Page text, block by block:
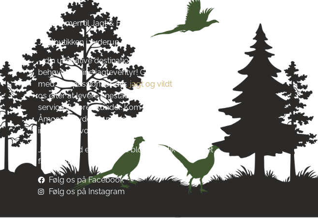
Velkommen til Jagt & Hund
Jagtbutikken i Jyderup
– din ultimative destination for alt, hvad du
behøver til dine jagteventyr! Grundlagt i 2016
med stor passion for dyr, jagt og vildt. Vi stræber
os efter at levere enestående produkter og
service til vores kunder. Kom og besøg os tæt på
Åmosen i Jyderup på Vestsjælland og lad dig
inspirere af vores passion.
Jagt & Hund er mere end blot en butik – det er et
fællesskab!
Følg os på Facebook
Følg os på Instagram